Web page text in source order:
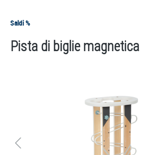
Saldi %
Pista di biglie magnetica